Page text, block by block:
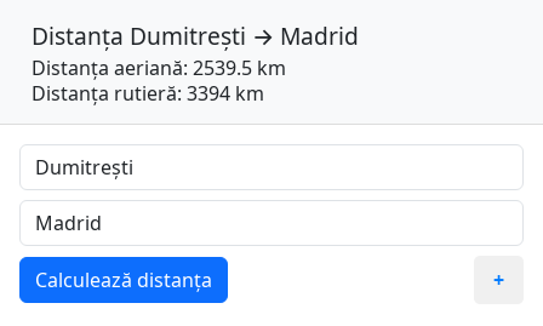
Distanța Dumitrești → Madrid
Distanța aeriană: 2539.5 km
Distanța rutieră: 3394 km
Calculează distanța +